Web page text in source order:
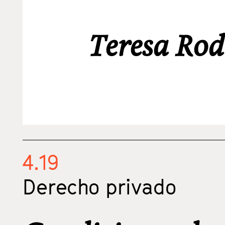
Teresa
4.19
Derecho privado